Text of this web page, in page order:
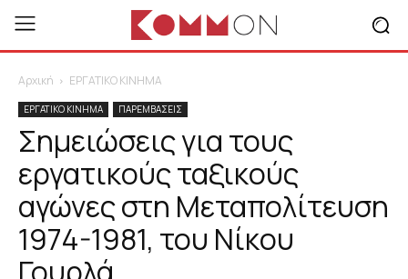
Αρχική ΕΡΓΑΤΙΚΟ ΚΙΝΗΜΑ
ΕΡΓΑΤΙΚΟ ΚΙΝΗΜΑ ΠΑΡΕΜΒΑΣΕΙΣ
Σημειώσεις για τους
εργατικούς ταξικούς
αγώνες στη Μεταπολίτευση
1974-1981, του Νίκου